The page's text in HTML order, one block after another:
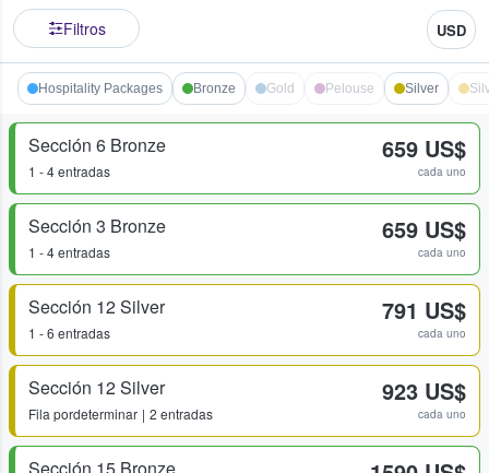
Filtros USD
Hospitality Packages Bronze Gold Pelouse Silver
Sección 6 Bronze
1 - 4 entradas
659 US$
cada uno
Sección 3 Bronze
1 - 4 entradas
659 US$
cada uno
Sección 12 Silver
1 - 6 entradas
791 US$
cada uno
Sección 12 Silver
Fila pordeterminar 2 entradas
923 US$
cada uno